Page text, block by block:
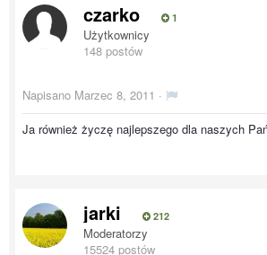
czarko 1
Użytkownicy
148 postów
Napisano Marzec 8, 2011 ·
Ja również życzę najlepszego dla naszych
jarki 212
Moderatorzy
15524 postów